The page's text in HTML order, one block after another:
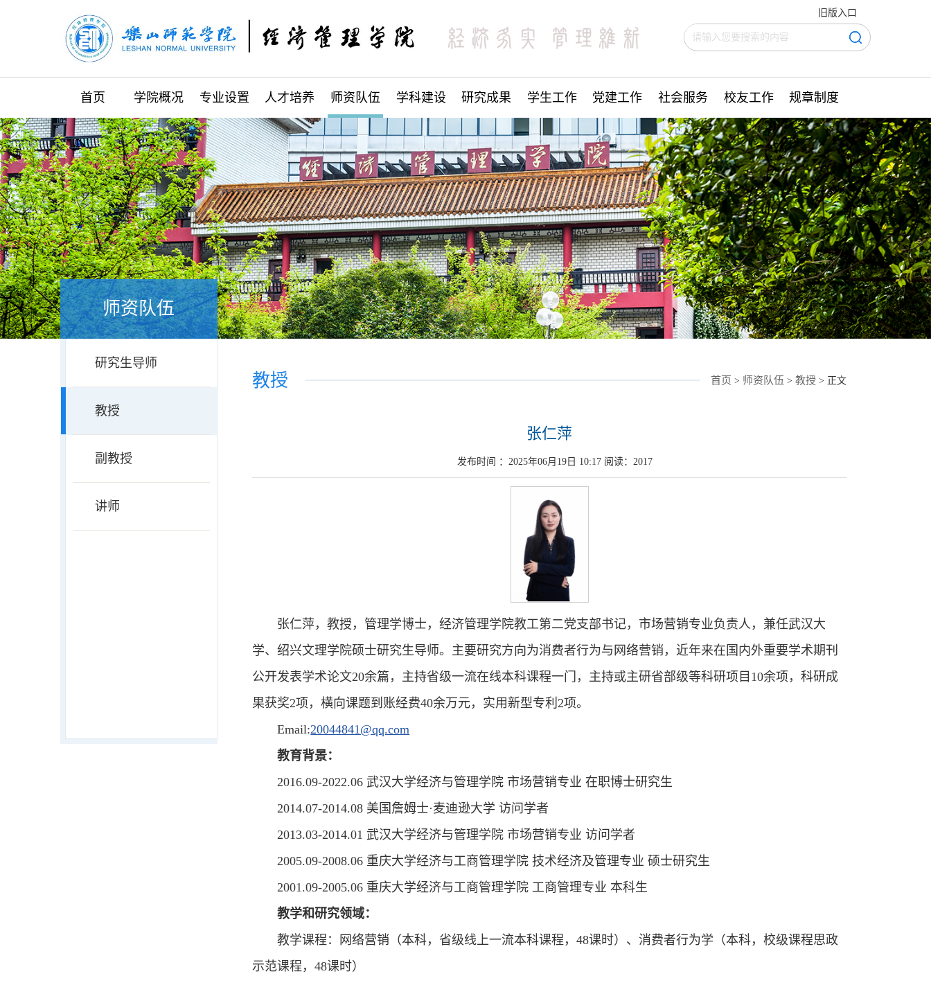
旧版入口
首页 学院概况 专业设置 人才培养 师资队伍 学科建设 研究成果 学生工作 党建工作 社会服务 校友工作 规章制度
师资队伍
研究生导师
教授
副教授
讲师
首页 > 师资队伍 > 教授> 正文
教授
张仁萍
发布时间 ：2025年06月19日 10:17 阅读： 2017
张仁萍，教授，管理学博士，经济管理学院教工第二党支部书记，市场营销专业负责人，兼任武汉大
学、绍兴文理学院硕士研究生导师。主要研究方向为消费者行为与网络营销，近年来在国内外重要学术期刊
公开发表学术论文20余篇，主持省级一流在线本科课程一门，主持或主研省部级等科研项目10余项，科研成
果获奖2项，横向课题到账经费40余万元，实用新型专利2项。
Email:20044841@qq.com
教育背景：
2016.09-2022.06 武汉大学经济与管理学院 市场营销专业 在职博士研究生
2014.07-2014.08 美国詹姆士·麦迪逊大学 访问学者
2013.03-2014.01 武汉大学经济与管理学院 市场营销专业 访问学者
2005.09-2008.06 重庆大学经济与工商管理学院 技术经济及管理专业 硕士研究生
2001.09-2005.06 重庆大学经济与工商管理学院 工商管理专业 本科生
教学和研究领域：
教学课程：网络营销（本科，省级线上一流本科课程，48课时）、消费者行为学（本科，校级课程思政
示范课程，48课时）